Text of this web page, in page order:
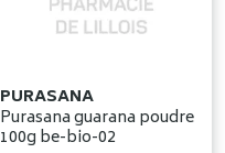
PURASANA
Purasana guarana poudre
100g be-bio-02